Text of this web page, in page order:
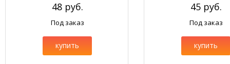
48 руб.
Под заказ
купить
45 руб.
Под заказ
купить